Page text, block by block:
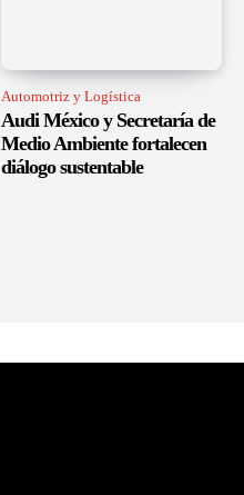
Automotriz y Logística
Audi México y Secretaría de
Medio Ambiente fortalecen
diálogo sustentable